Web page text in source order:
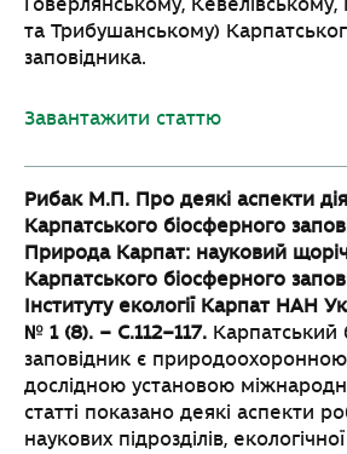
Говерлянському,
та Трибушанському)
заповідника.
Завантажити статтю
Рибак М.П. Про деякі аспекти
Карпатського біосферного
Природа Карпат: науковий
Карпатського біосферного
Інституту екології Карпат НАН
№ 1 (8). – С.112–117. Карпатський
заповідник є
дослідною установою
статті показано деякі аспекти
наукових підрозділів,